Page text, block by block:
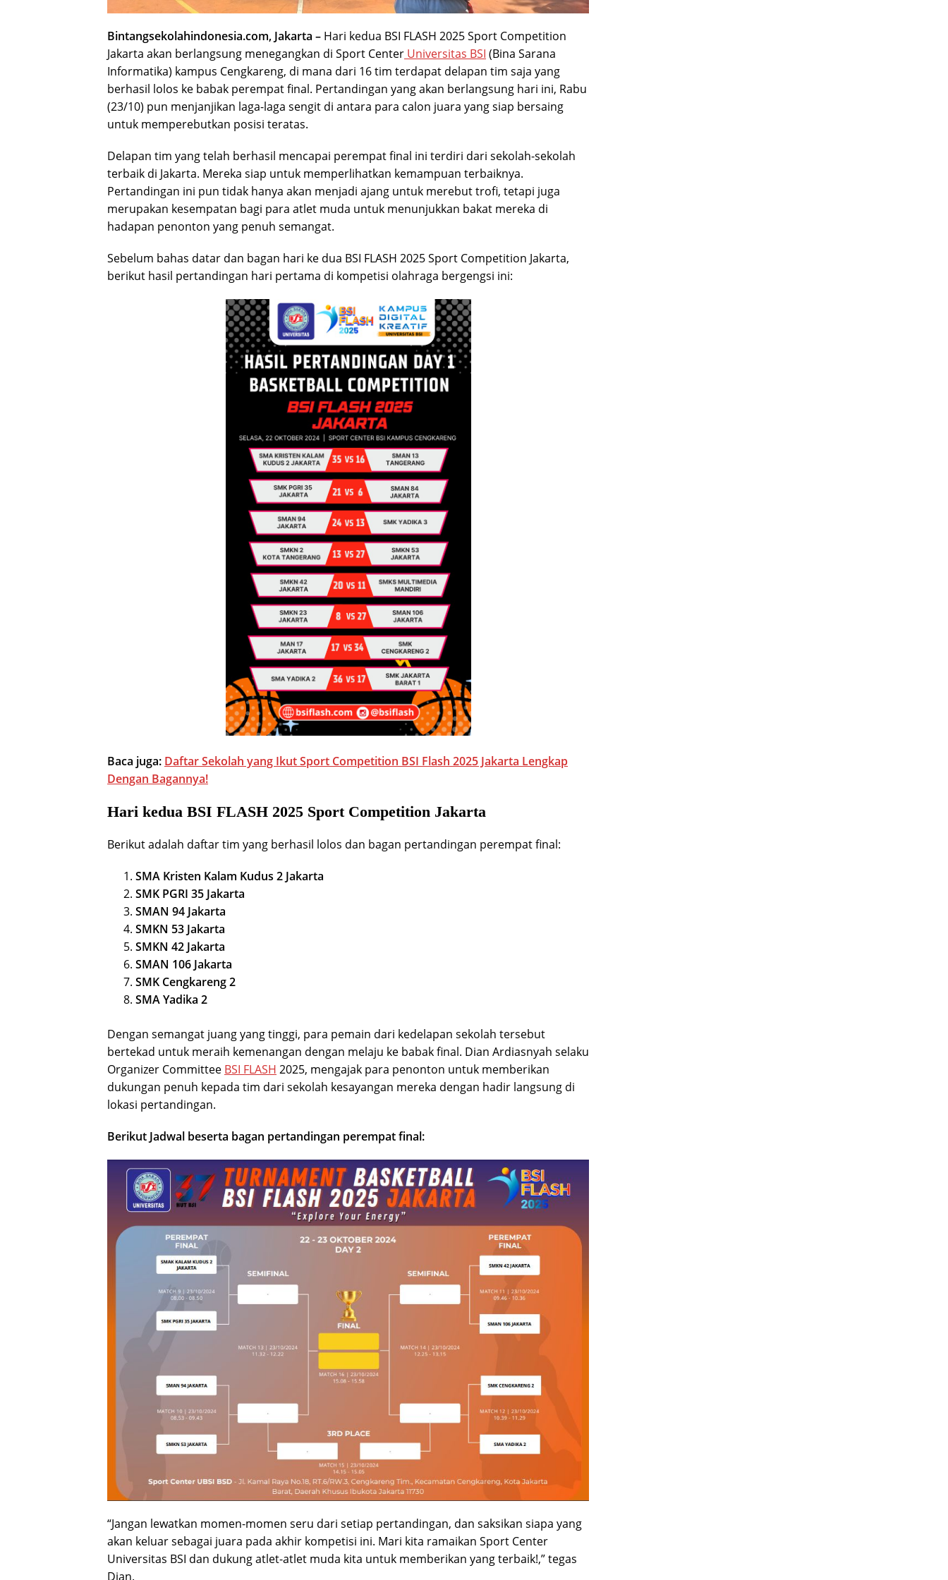
Bintangsekolahindonesia.com, Jakarta – Hari kedua BSI FLASH 2025 Sport Competition
Jakarta akan berlangsung menegangkan di Sport Center Universitas BSI (Bina Sarana
Informatika) kampus Cengkareng, di mana dari 16 tim terdapat delapan tim saja yang
berhasil lolos ke babak perempat final. Pertandingan yang akan berlangsung hari ini, Rabu
(23/10) pun menjanjikan laga-laga sengit di antara para calon juara yang siap bersaing
untuk memperebutkan posisi teratas.
Delapan tim yang telah berhasil mencapai perempat final ini terdiri dari sekolah-sekolah
terbaik di Jakarta. Mereka siap untuk memperlihatkan kemampuan terbaiknya.
Pertandingan ini pun tidak hanya akan menjadi ajang untuk merebut trofi, tetapi juga
merupakan kesempatan bagi para atlet muda untuk menunjukkan bakat mereka di
hadapan penonton yang penuh semangat.
Sebelum bahas datar dan bagan hari ke dua BSI FLASH 2025 Sport Competition Jakarta,
berikut hasil pertandingan hari pertama di kompetisi olahraga bergengsi ini:
Baca juga: Daftar Sekolah yang Ikut Sport Competition BSI Flash 2025 Jakarta Lengkap
Dengan Bagannya!
Hari kedua BSI FLASH 2025 Sport Competition Jakarta
Berikut adalah daftar tim yang berhasil lolos dan bagan pertandingan perempat final:
SMA Kristen Kalam Kudus 2 Jakarta
SMK PGRI 35 Jakarta
SMAN 94 Jakarta
SMKN 53 Jakarta
SMKN 42 Jakarta
SMAN 106 Jakarta
SMK Cengkareng 2
SMA Yadika 2
Dengan semangat juang yang tinggi, para pemain dari kedelapan sekolah tersebut
bertekad untuk meraih kemenangan dengan melaju ke babak final. Dian Ardiasnyah selaku
Organizer Committee BSI FLASH 2025, mengajak para penonton untuk memberikan
dukungan penuh kepada tim dari sekolah kesayangan mereka dengan hadir langsung di
lokasi pertandingan.
Berikut Jadwal beserta bagan pertandingan perempat final:
“Jangan lewatkan momen-momen seru dari setiap pertandingan, dan saksikan siapa yang
akan keluar sebagai juara pada akhir kompetisi ini. Mari kita ramaikan Sport Center
Universitas BSI dan dukung atlet-atlet muda kita untuk memberikan yang terbaik!,” tegas
Dian.